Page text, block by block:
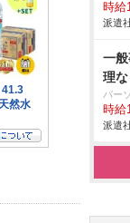
時給
派遣
一
理
パー
時給
派遣